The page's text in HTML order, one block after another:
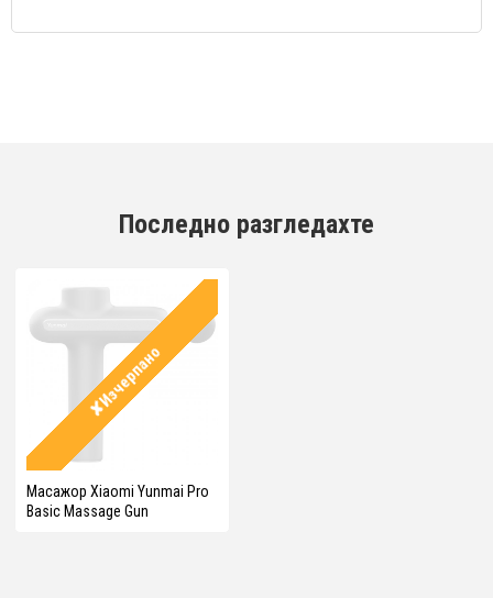
Последно разгледахте
✘Изчерпано
Масажор Xiaomi Yunmai Pro
Basic Massage Gun